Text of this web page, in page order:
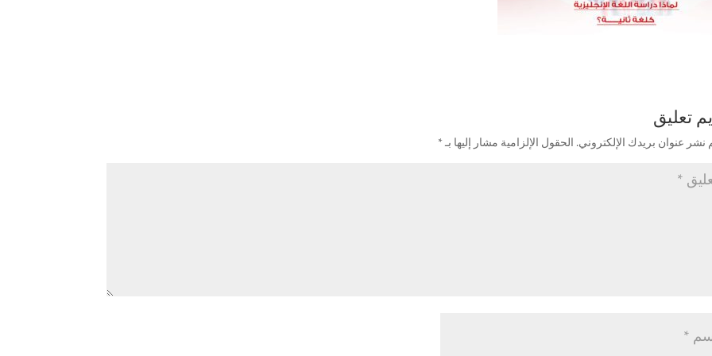
تعليق
نشر عنوان بريدك الإلكتروني.الحقول الإلزامية مشار إليها بـ*